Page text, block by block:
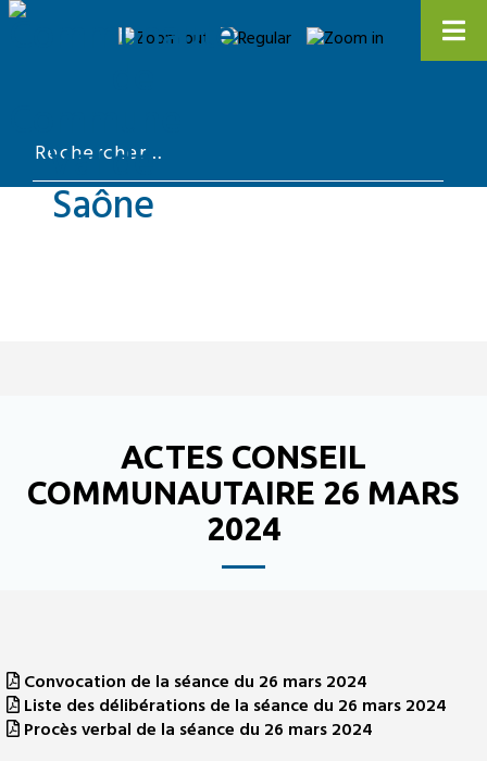
ACTES CONSEIL
COMMUNAUTAIRE 26 MARS
2024
Convocation de la séance du 26 mars 2024
Liste des délibérations de la séance du 26 mars 2024
Procès verbal de la séance du 26 mars 2024